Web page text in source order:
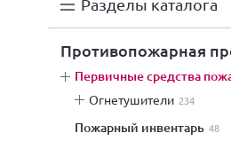
Разделы каталога
противопожарная
первичные средства
огнетушители 234
пожарный инвентарь 48